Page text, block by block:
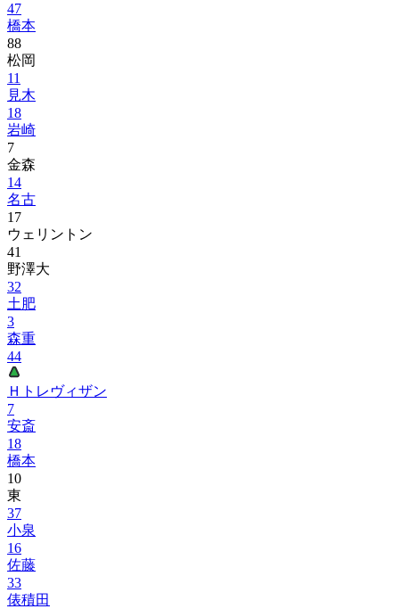
47
橋本
88
松岡
11
見木
18
岩崎
7
金森
14
名古
17
ウェリントン
41
野澤大
32
土肥
3
森重
44
Ｈトレヴィザン
7
安斎
18
橋本
10
東
37
小泉
16
佐藤
33
俵積田